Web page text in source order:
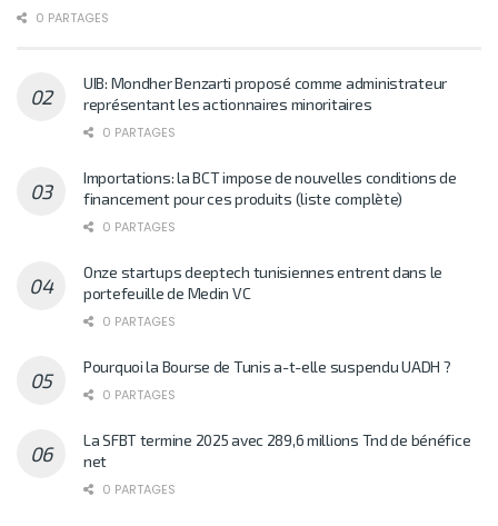
0 PARTAGES
UIB: Mondher Benzarti proposé comme administrateur
représentant les actionnaires minoritaires
0 PARTAGES
Importations: la BCT impose de nouvelles conditions de
financement pour ces produits (liste complète)
0 PARTAGES
Onze startups deeptech tunisiennes entrent dans le
portefeuille de Medin VC
0 PARTAGES
Pourquoi la Bourse de Tunis a-t-elle suspendu UADH ?
0 PARTAGES
La SFBT termine 2025 avec 289,6 millions Tnd de bénéfice
net
0 PARTAGES